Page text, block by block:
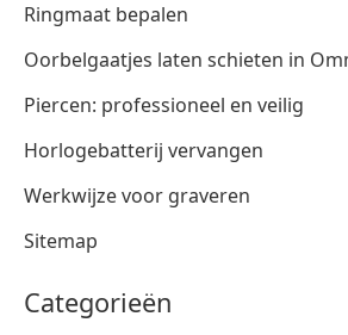
Ringmaat bepalen
Oorbelgaatjes laten schieten in
Piercen: professioneel en veilig
Horlogebatterij vervangen
Werkwijze voor graveren
Sitemap
Categorieën